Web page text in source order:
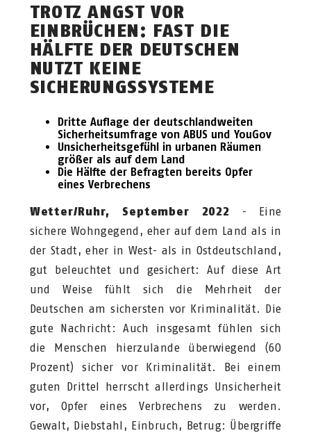
TROTZ ANGST VOR
EINBRÜCHEN: FAST DIE
HÄLFTE DER DEUTSCHEN
NUTZT KEINE
SICHERUNGSSYSTEME
Dritte Auflage der deutschlandweiten
Sicherheitsumfrage von ABUS und YouGov
Unsicherheitsgefühl in urbanen Räumen
größer als auf dem Land
Die Hälfte der Befragten bereits Opfer
eines Verbrechens
Wetter/Ruhr, September 2022 -
Eine
sichere Wohngegend, eher auf dem Land als in
der Stadt, eher in West- als in Ostdeutschland,
gut beleuchtet und gesichert: Auf diese Art
und Weise fühlt sich die Mehrheit der
Deutschen am sichersten vor Kriminalität. Die
gute Nachricht: Auch insgesamt fühlen sich
die Menschen hierzulande überwiegend (60
Prozent) sicher vor Kriminalität. Bei einem
guten Drittel herrscht allerdings Unsicherheit
vor, Opfer eines Verbrechens zu werden.
Gewalt, Diebstahl, Einbruch, Betrug: Übergriffe